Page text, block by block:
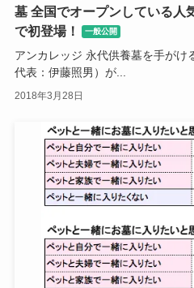
墓 全国でオープンしている人
で初登場！
一般公開
アンカレッジ 永代供養墓を手がけ
代表：伊藤照男）が...
2018年3月28日